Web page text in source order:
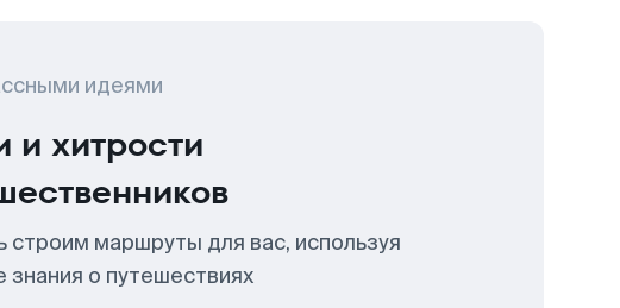
идеями
и хитрости
маршруты для вас, используя
знания о путешествиях